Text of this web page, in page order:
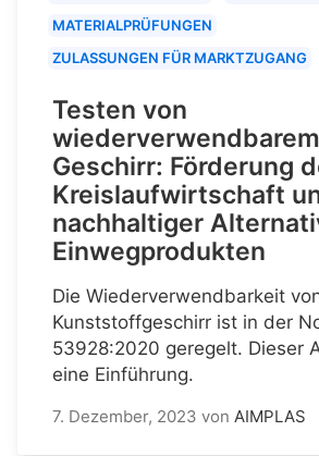
MATERIALPRÜFUNGEN
ZULASSUNGEN FÜR MARKTZUGANG
Testen von
wiederverwendbarem
Geschirr: Förderung
Kreislaufwirtschaft
nachhaltiger
Einwegprodukten
Die Wiederverwendbarkeit
Kunststoffgeschirr ist in der
53928:2020 geregelt. Dieser
eine Einführung.
7. Dezember, 2023 von AIMPLAS